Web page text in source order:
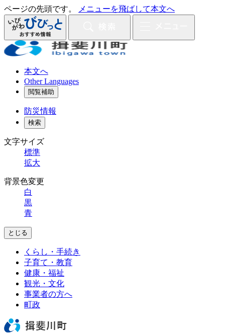
ページの先頭です。 メニューを飛ばして本文へ
本文へ
Other Languages
閲覧補助
防災情報
検索
文字サイズ
標準
拡大
背景色変更
白
黒
青
とじる
くらし・手続き
子育て・教育
健康・福祉
観光・文化
事業者の方へ
町政